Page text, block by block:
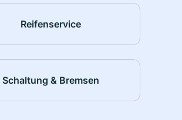
Reifenservice
Schaltung & Bremsen